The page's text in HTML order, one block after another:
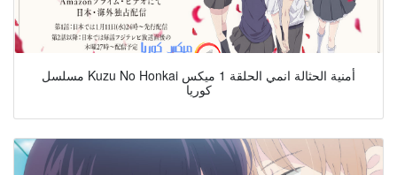
مسلسل Kuzu No Honkai أمنية الحثالة انمي الحلقة 1 ميكس
كوريا